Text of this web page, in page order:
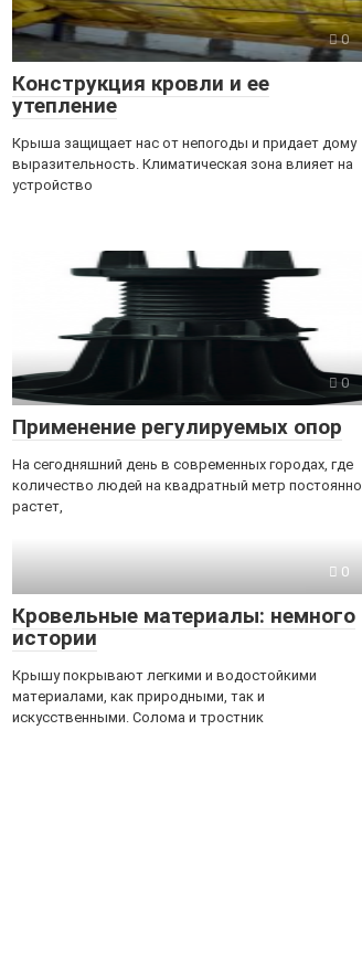
0
Конструкция кровли и ее
утепление
Крыша защищает нас от непогоды и придает дому
выразительность. Климатическая зона влияет на
устройство
0
Применение регулируемых опор
На сегодняшний день в современных городах, где
количество людей на квадратный метр постоянно
растет,
0
Кровельные материалы: немного
истории
Крышу покрывают легкими и водостойкими
материалами, как природными, так и
искусственными. Солома и тростник